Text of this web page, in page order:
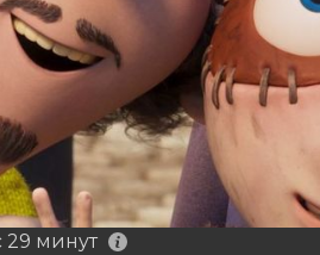
29 минут